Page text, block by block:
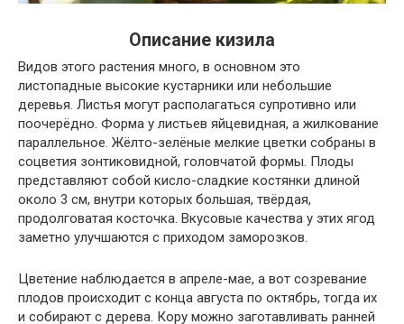
Описание кизила
Видов этого растения много, в основном это
листопадные высокие кустарники или небольшие
деревья. Листья могут располагаться супротивно или
поочерёдно. Форма у листьев яйцевидная, а жилкование
параллельное. Жёлто-зелёные мелкие цветки собраны в
соцветия зонтиковидной, головчатой формы. Плоды
представляют собой кисло-сладкие костянки длиной
около 3 см, внутри которых большая, твёрдая,
продолговатая косточка. Вкусовые качества у этих ягод
заметно улучшаются с приходом заморозков.
Цветение наблюдается в апреле-мае, а вот созревание
плодов происходит с конца августа по октябрь, тогда их
и собирают с дерева. Кору можно заготавливать ранней